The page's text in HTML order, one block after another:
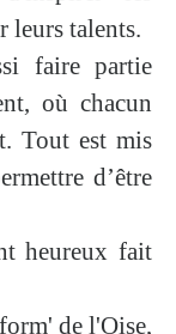
leurs talents.
faire partie
où chacun
Tout est mis
d’être
heureux fait
de l'Oise,